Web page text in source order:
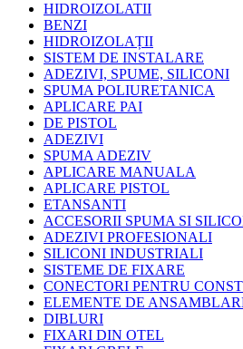
HIDROIZOLATII
BENZI
HIDROIZOLAȚII
SISTEM DE INSTALARE
ADEZIVI, SPUME, SILICONI
SPUMA POLIURETANICA
APLICARE PAI
DE PISTOL
ADEZIVI
SPUMA ADEZIV
APLICARE MANUALA
APLICARE PISTOL
ETANSANTI
ACCESORII SPUMA SI
ADEZIVI PROFESIONALI
SILICONI INDUSTRIALI
SISTEME DE FIXARE
CONECTORI PENTRU
ELEMENTE DE
DIBLURI
FIXARI DIN OTEL